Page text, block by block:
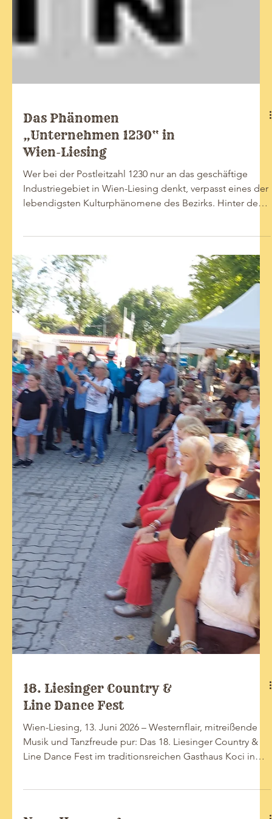
Das Phänomen
„Unternehmen 1230“ in
Wien-Liesing
Wer bei der Postleitzahl 1230 nur an das geschäftige
Industriegebiet in Wien-Liesing denkt, verpasst eines der
lebendigsten Kulturphänomene des Bezirks. Hinter dem
Namen „Unternehmen 1230“ verbirgt sich kein
klassischer Wirtschaftsbetrieb, sondern ein
gemeinnütziger Kultur- und Sportverein, der sich in den
letzten Jahren zu einem echten Herzstück für Linedance-,
Country- und Entertainment-Fans in Wien und
Umgebung entwickelt hat. Mit viel Leidenschaft,
ehrenamtlichem Engageme